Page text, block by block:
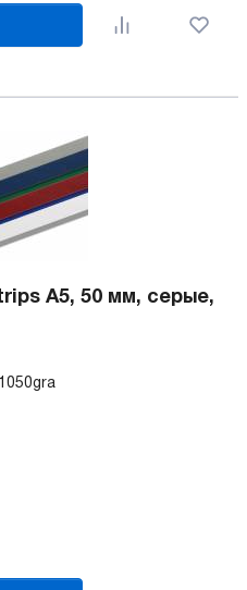
A5, 50 мм, серые,